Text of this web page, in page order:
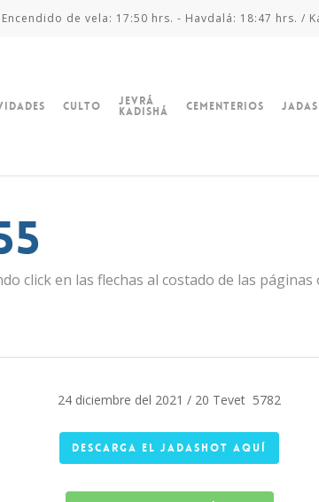
de vela: 17:50 hrs. - Havdalá: 18:47 hrs. /
Culto Jevrá
Kadishá Cementerios
click en las flechas al costado de las
24 diciembre del 2021 / 20 Tevet 5782
Descarga el jadashot AQUÍ